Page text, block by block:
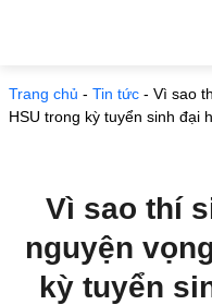
Trang chủ - Tin tức - Vì sao
HSU trong kỳ tuyển sinh đại
Vì sao thí
nguyện
kỳ tuyển